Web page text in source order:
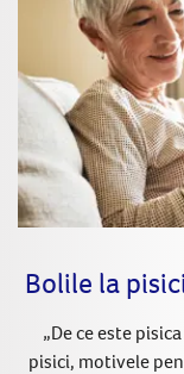
Bolile la
„De ce este
pisici, motivele